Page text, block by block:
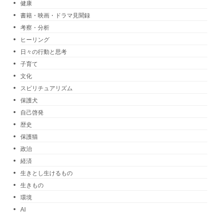
健康
書籍・映画・ドラマ見聞録
考察・分析
ヒーリング
日々の行動と思考
子育て
文化
スピリチュアリズム
保護犬
自己啓発
歴史
保護猫
政治
経済
生きとし生けるもの
生きもの
環境
AI